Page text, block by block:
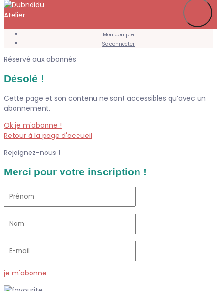
Mon compte
Se connecter
Réservé aux abonnés
Désolé !
Cette page et son contenu ne sont accessibles qu’avec un
abonnement.
Ok je m'abonne !
Retour à la page d'accueil
Rejoignez-nous !
Merci pour votre inscription !
je m'abonne